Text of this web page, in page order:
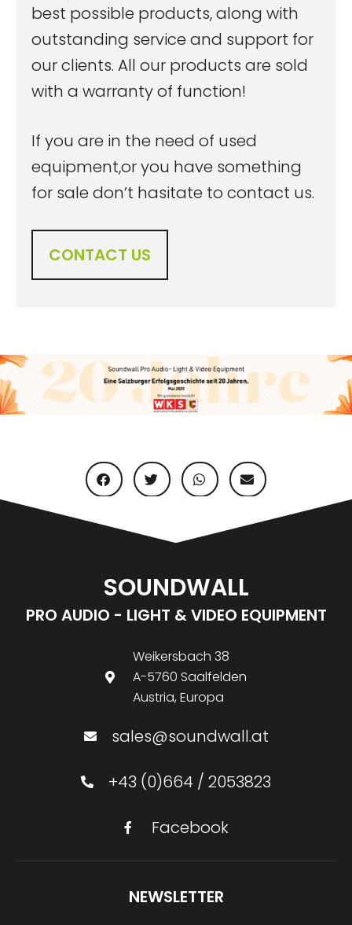
best possible products, along with
outstanding service and support for
our clients. All our products are sold
with a warranty of function!
If you are in the need of used
equipment,or you have something
for sale don’t hasitate to contact us.
CONTACT US
SOUNDWALL
PRO AUDIO - LIGHT & VIDEO EQUIPMENT
Weikersbach 38
A-5760 Saalfelden
Austria, Europa
sales@soundwall.at
+43 (0)664 / 2053823
Facebook
NEWSLETTER